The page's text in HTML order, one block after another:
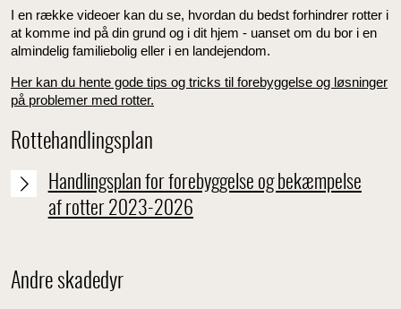
I en række videoer kan du se, hvordan du bedst forhindrer rotter i
at komme ind på din grund og i dit hjem - uanset om du bor i en
almindelig familiebolig eller i en landejendom.
Her kan du hente gode tips og tricks til forebyggelse og løsninger
på problemer med rotter.
Rottehandlingsplan
Handlingsplan for forebyggelse og bekæmpelse
af rotter 2023-2026
Andre skadedyr